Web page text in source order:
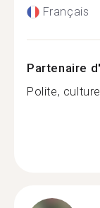
Français
Partenaire
Polite,